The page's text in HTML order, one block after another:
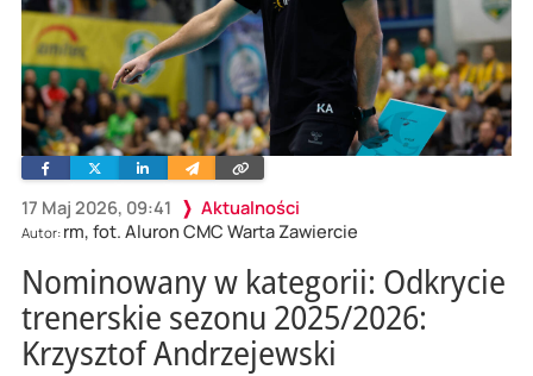
17 Maj 2026, 09:41 Aktualności
Autor: rm, fot. Aluron CMC Warta Zawiercie
FacebookTwitterLinkedinWyślij
e-
Skopiuj
link
Nominowany w kategorii: Odkrycie
trenerskie sezonu 2025/2026:
Krzysztof Andrzejewski